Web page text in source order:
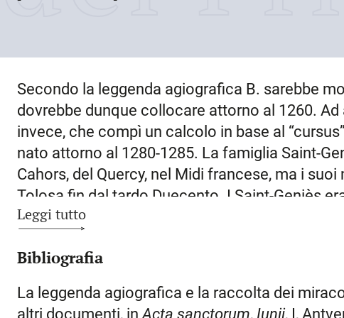
Secondo la leggenda agiografica B. sarebbe
dovrebbe dunque collocare attorno al 1260.
invece, che compì un calcolo in base al
nato attorno al 1280-1285. La famiglia Saint-
Cahors, del Quercy, nel Midi francese, ma i
Tolosa fin dal tardo Duecento. I Saint-Geniès
alcuni erano militari, altri invece avevano
morto nel 1292 e maestro nello “Studium”
giuristi: tutti membri di una consorteria
Leggi tutto
Bibliografia
La leggenda agiografica e la raccolta dei
altri documenti, inActa sanctorum, Iunii, I,